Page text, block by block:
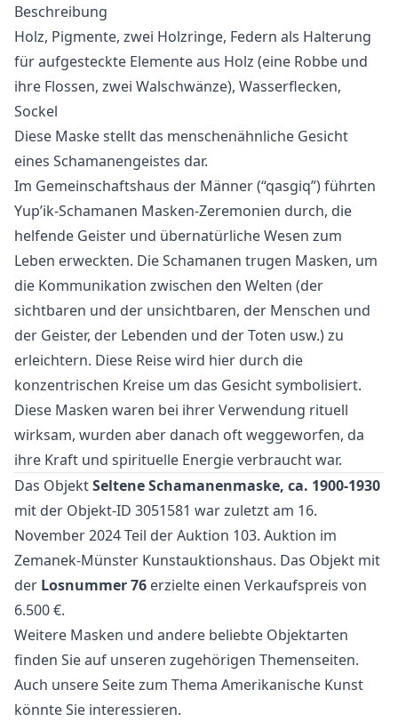
Beschreibung
Holz, Pigmente, zwei Holzringe, Federn als Halterung
für aufgesteckte Elemente aus Holz (eine Robbe und
ihre Flossen, zwei Walschwänze), Wasserflecken,
Sockel
Diese Maske stellt das menschenähnliche Gesicht
eines Schamanengeistes dar.
Im Gemeinschaftshaus der Männer (“qasgiq”) führten
Yup’ik-Schamanen Masken-Zeremonien durch, die
helfende Geister und übernatürliche Wesen zum
Leben erweckten. Die Schamanen trugen Masken, um
die Kommunikation zwischen den Welten (der
sichtbaren und der unsichtbaren, der Menschen und
der Geister, der Lebenden und der Toten usw.) zu
erleichtern. Diese Reise wird hier durch die
konzentrischen Kreise um das Gesicht symbolisiert.
Diese Masken waren bei ihrer Verwendung rituell
wirksam, wurden aber danach oft weggeworfen, da
ihre Kraft und spirituelle Energie verbraucht war.
Das ObjektSeltene Schamanenmaske, ca. 1900-1930
mit der Objekt-ID 3051581 war zuletzt am 16.
November 2024 Teil der Auktion 103. Auktion im
Zemanek-Münster Kunstauktionshaus. Das Objekt mit
der Losnummer 76 erzielte einen Verkaufspreis von
6.500 €.
Weitere Masken und andere beliebte Objektarten
finden Sie auf unseren zugehörigen Themenseiten.
Auch unsere Seite zum Thema Amerikanische Kunst
könnte Sie interessieren.